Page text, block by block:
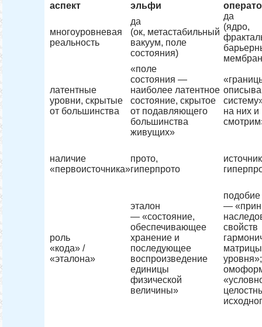
аспект эльфи
многоуровневая
реальность
да
(ок, метастабильный
вакуум, поле
состояния)
да
(ядро,
латентные
уровни, скрытые
от большинства
«поле
состояния —
наиболее латентное
состояние, скрытое
от подавляющего
большинства
живущих»
на них и
наличие
«первоисточника»
прото,
гиперпрото
роль
«кода» /
«эталона»
эталон
— «состояние,
обеспечивающее
хранение и
последующее
воспроизведение
единицы
физической
величины»
подобие
—
свойств
уровня»;